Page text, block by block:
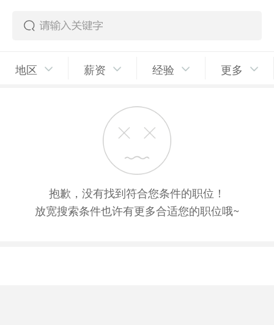
地区 薪资 经验 更多
抱歉，没有找到符合您条件的职位！
放宽搜索条件也许有更多合适您的职位哦~